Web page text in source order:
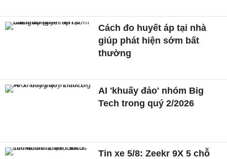
Cách đo huyết áp tại nhà
giúp phát hiện sớm bất
thường
AI 'khuấy đảo' nhóm Big
Tech trong quý 2/2026
Tin xe 5/8: Zeekr 9X 5 chỗ